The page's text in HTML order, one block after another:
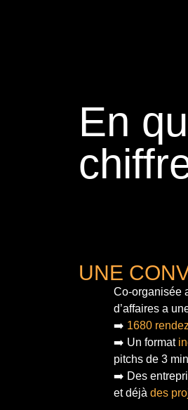
En
UNE
Co-organisée
d’affaires a
➡️ 1680
➡️ Un format
pitchs de 3
➡️ Des
et déjà des